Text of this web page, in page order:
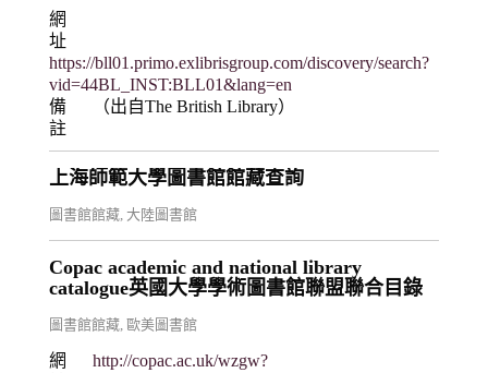
網
址
https://bll01.primo.exlibrisgroup.com/discovery/search?
vid=44BL_INST:BLL01&lang=en
備
註
（出自The British Library）
上海師範大學圖書館館藏查詢
圖書館館藏, 大陸圖書館
Copac academic and national library
catalogue英國大學學術圖書館聯盟聯合目錄
圖書館館藏, 歐美圖書館
網
http://copac.ac.uk/wzgw?